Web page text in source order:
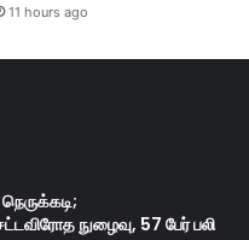
11 hours ago
நுழைவு, 57 பேர் பலி